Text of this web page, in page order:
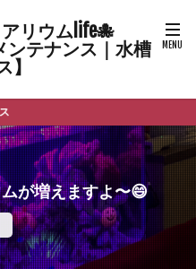
リウムlife🐙
ンテナンス｜水槽
】
が増えますよ〜😄